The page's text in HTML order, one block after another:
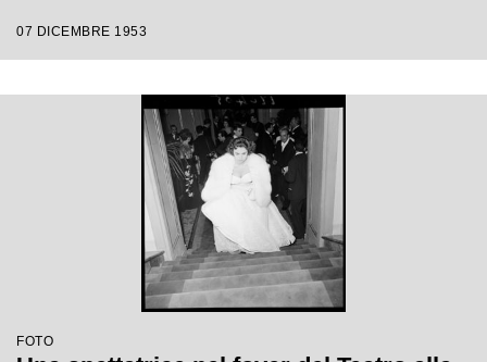
Carlo Maria Giulini, con la regia di
07 DICEMBRE 1953
FOTO